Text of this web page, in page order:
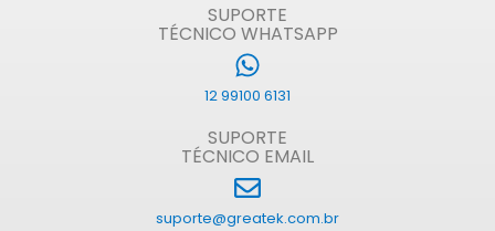
SUPORTE
TÉCNICO WHATSAPP
12 99100 6131
SUPORTE
TÉCNICO EMAIL
suporte@greatek.com.br